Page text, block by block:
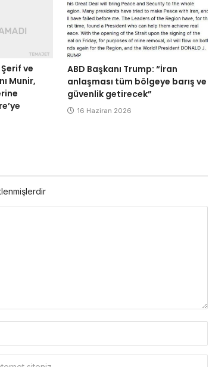
ve
Munir,
ABD Başkanı Trump: “İran
anlaşması tüm bölgeye barış ve
güvenlik getirecek”
16 Haziran 2026